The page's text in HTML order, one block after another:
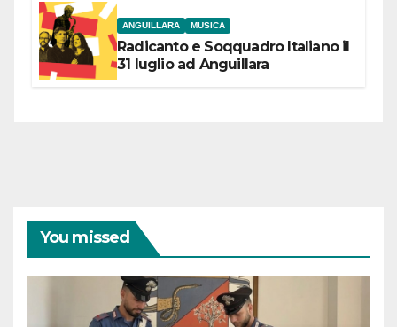
ANGUILLARA MUSICA
Radicanto e Soqquadro Italiano il
31 luglio ad Anguillara
You missed